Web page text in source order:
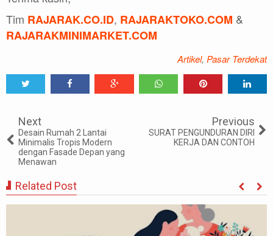
Tim RAJARAK.CO.ID, RAJARAKTOKO.COM &
RAJARAKMINIMARKET.COM
Artikel, Pasar Terdekat
Next
Desain Rumah 2 Lantai
Minimalis Tropis Modern
dengan Fasade Depan yang
Menawan
Previous
SURAT PENGUNDURAN DIRI
KERJA DAN CONTOH
Related Post